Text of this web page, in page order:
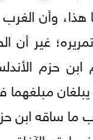
هذا، وأن
غير
ابن حزم
ما ساقه